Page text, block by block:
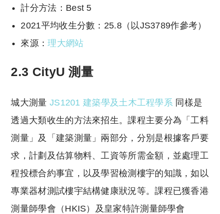
計分方法：Best 5
2021平均收生分數：25.8（以JS3789作參考）
來源：理大網站
2.3 CityU 測量
城大測量 JS1201 建築學及土木工程學系 同樣是
透過大類收生的方法來招生。課程主要分為「工料
測量」及「建築測量」兩部分，分別是根據客戶要
求，計劃及估算物料、工資等所需金額，並處理工
程投標合約事宜，以及學習檢測樓宇的知識，如以
專業器材測試樓宇結構健康狀況等。課程已獲香港
測量師學會（HKIS）及皇家特許測量師學會